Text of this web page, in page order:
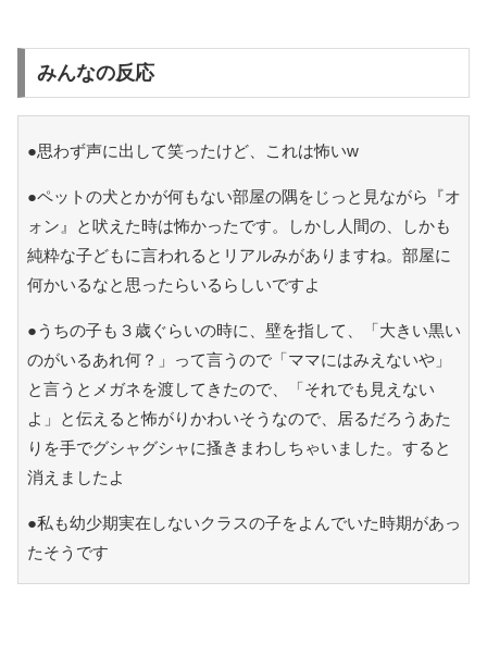
みんなの反応
●思わず声に出して笑ったけど、これは怖いw
●ペットの犬とかが何もない部屋の隅をじっと見ながら『オ
ォン』と吠えた時は怖かったです。しかし人間の、しかも
純粋な子どもに言われるとリアルみがありますね。部屋に
何かいるなと思ったらいるらしいですよ
●うちの子も３歳ぐらいの時に、壁を指して、「大きい黒い
のがいるあれ何？」って言うので「ママにはみえないや」
と言うとメガネを渡してきたので、「それでも見えない
よ」と伝えると怖がりかわいそうなので、居るだろうあた
りを手でグシャグシャに搔きまわしちゃいました。すると
消えましたよ
●私も幼少期実在しないクラスの子をよんでいた時期があっ
たそうです